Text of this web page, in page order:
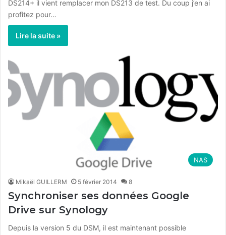
DS214+ il vient remplacer mon DS213 de test. Du coup j’en ai
profitez pour…
Lire la suite »
NAS
Mikaël GUILLERM 5 février 2014 8
Synchroniser ses données Google
Drive sur Synology
Depuis la version 5 du DSM, il est maintenant possible